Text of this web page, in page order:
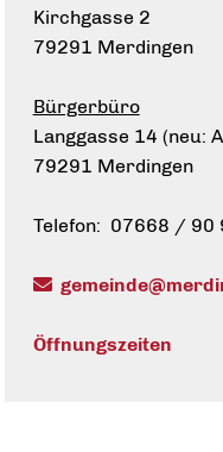
Kirchgasse 2
79291 Merdingen
Bürgerbüro
Langgasse 14 (neu:
79291 Merdingen
Telefon: 07668 / 90
Öffnungszeiten